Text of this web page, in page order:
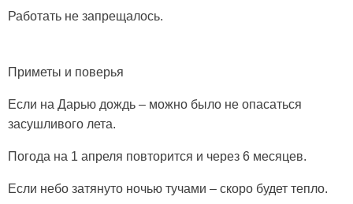
Работать не запрещалось.
Приметы и поверья
Если на Дарью дождь – можно было не опасаться
засушливого лета.
Погода на 1 апреля повторится и через 6 месяцев.
Если небо затянуто ночью тучами – скоро будет тепло.